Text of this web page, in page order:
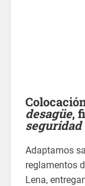
desagüe,
seguridad
Adaptamos
reglamentos
Lena,